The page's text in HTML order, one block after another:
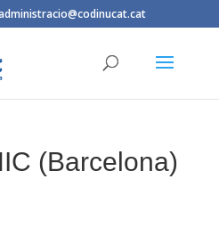
(Barcelona)